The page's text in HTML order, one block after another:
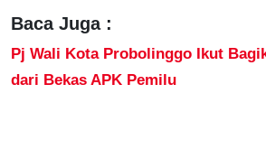
Baca Juga :
Pj Wali Kota Probolinggo Ikut
dari Bekas APK Pemilu